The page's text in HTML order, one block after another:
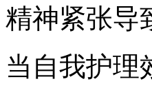
精神紧张导
当自我护理